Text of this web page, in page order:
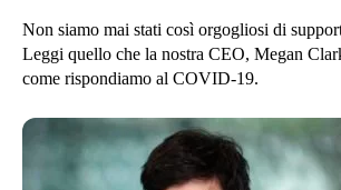
Non siamo mai stati così orgogliosi di
Leggi quello che la nostra CEO, Megan
come rispondiamo al COVID-19.